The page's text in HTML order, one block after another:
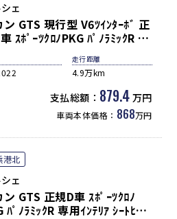
ェ
ン GTS 現行型 V6ﾂｲﾝﾀｰﾎﾞ 正
ｽﾎﾟｰﾂｸﾛﾉPKG ﾊﾟﾉﾗﾐｯｸR 赤
ﾒﾓﾘｰ付ﾊﾟﾜｰｼｰﾄ ｼｰﾄﾋｰﾀ
ﾝﾁﾚｰｼｮﾝ 3ｿﾞｰﾝAC PCMﾅﾋﾞ
ｲﾝﾁ) 全周C&PAS ACC&LKA
ﾃｨﾝﾃｯﾄﾞLEDﾗｲﾄ(PDLS付)
ｫｰﾄA PASMｴｱｻｽ ｽﾎﾟｴｸﾞ 赤ｷｬﾘ
走行距離
4.9万km
支払総額： 879.4 万円
車両本体価格： 868万円
港北
ェ
ン GTS 正規D車 ｽﾎﾟｰﾂｸﾛﾉ
ﾊﾟﾉﾗﾐｯｸR 専用ｲﾝﾃﾘｱ ｼｰﾄﾋｰﾀ